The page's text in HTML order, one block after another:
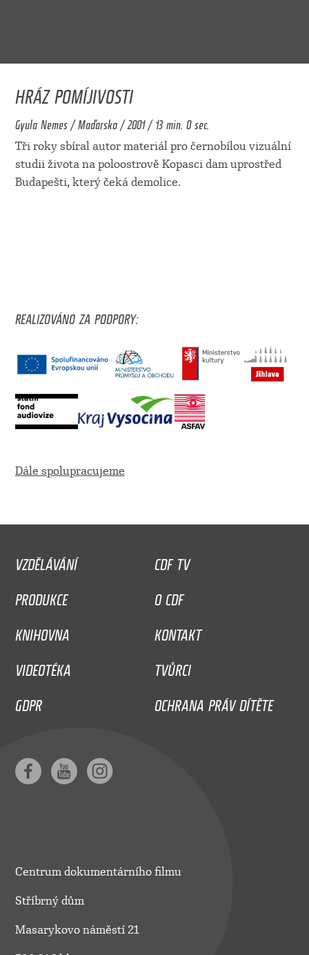
HRÁZ POMÍJIVOSTI
Gyula Nemes / Maďarsko / 2001 / 13 min. 0 sec.
Tři roky sbíral autor materiál pro černobílou vizuální
studii života na poloostrově Kopasci dam uprostřed
Budapešti, který čeká demolice.
REALIZOVÁNO ZA PODPORY:
Dále spolupracujeme
VZDĚLÁVÁNÍ
CDF TV
PRODUKCE
O CDF
KNIHOVNA
KONTAKT
VIDEOTÉKA
TVŮRCI
GDPR
OCHRANA PRÁV DÍTĚTE
Centrum dokumentárního filmu
Stříbrný dům
Masarykovo náměstí 21